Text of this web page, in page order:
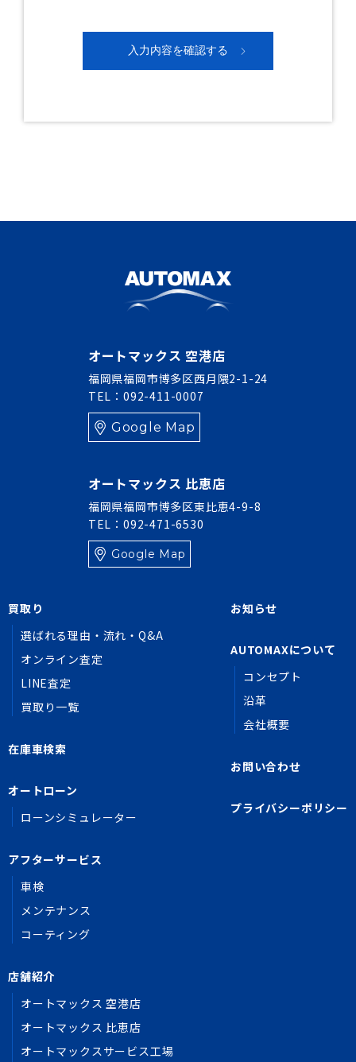
オートマックス 空港店
福岡県福岡市博多区西月隈2-1-24
TEL：092-411-0007
Google Map
オートマックス 比恵店
福岡県福岡市博多区東比恵4-9-8
TEL：092-471-6530
Google Map
買取り
選ばれる理由・流れ・Q&A
オンライン査定
LINE査定
買取り一覧
在庫車検索
オートローン
ローンシミュレーター
アフターサービス
車検
メンテナンス
コーティング
店舗紹介
オートマックス 空港店
オートマックス 比恵店
オートマックスサービス工場
お知らせ
AUTOMAXについて
コンセプト
沿革
会社概要
お問い合わせ
プライバシーポリシー